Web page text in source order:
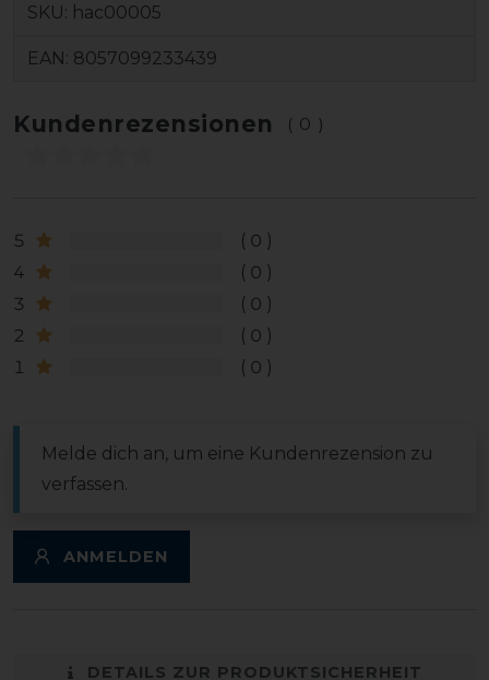
SKU: hac00005
EAN: 8057099233439
Kundenrezensionen (0)
5
0
4
0
3
0
2
0
1
0
Melde dich an, um eine Kundenrezension zu
verfassen.
ANMELDEN
DETAILS ZUR PRODUKTSICHERHEIT